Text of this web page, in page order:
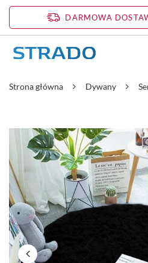
DARMOWA
Strona główna Dywany